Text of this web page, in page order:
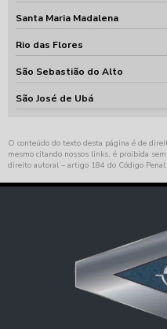
Santa Maria Madalena
Rio das Flores
São Sebastião do Alto
São José de Ubá
O conteúdo do texto desta página é de
mesmo citando nossos links, é proibida
direito autoral – artigo 184 do Código Penal